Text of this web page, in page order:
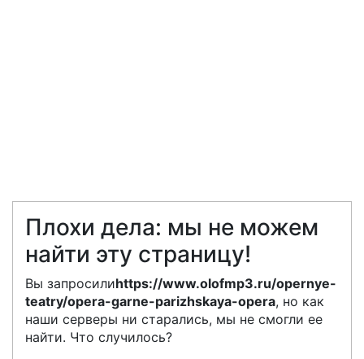
Плохи дела: мы не можем
найти эту страницу!
Вы запросилиhttps://www.olofmp3.ru/opernye-
teatry/opera-garne-parizhskaya-opera, но как
наши серверы ни старались, мы не смогли ее
найти. Что случилось?